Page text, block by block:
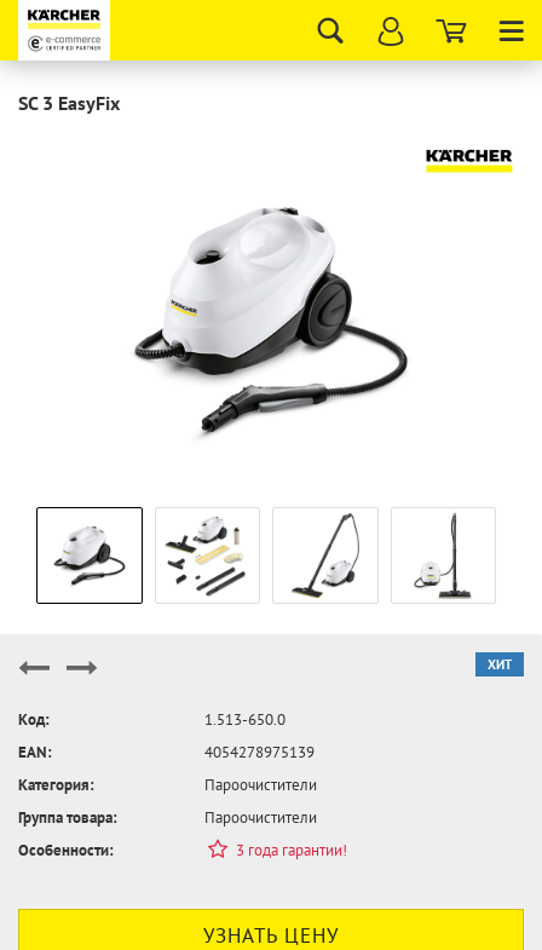
SC 3 EasyFix
ХИТ
Код:
1.513-650.0
EAN:
4054278975139
Категория:
Пароочистители
Группа товара:
Пароочистители
Особенности:
3 года гарантии!
УЗНАТЬ ЦЕНУ